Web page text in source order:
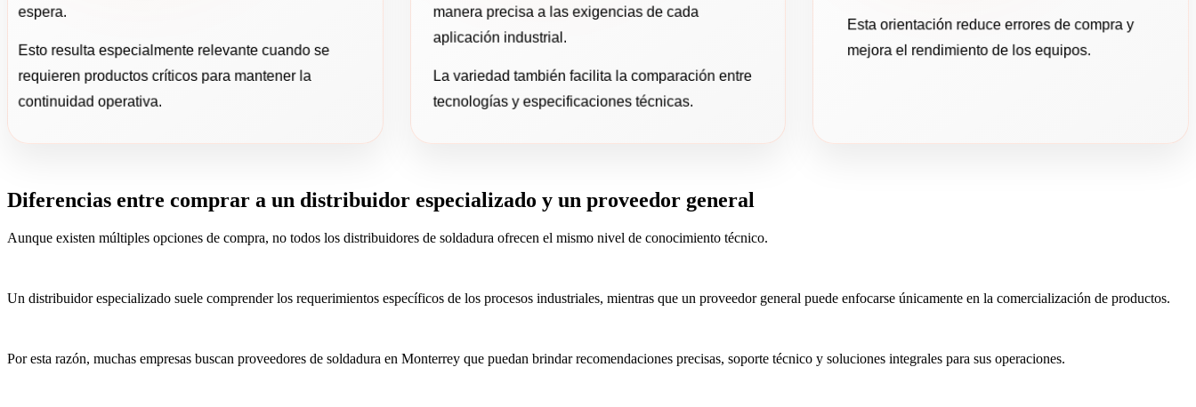
espera.
Esto resulta especialmente relevante cuando se
requieren productos críticos para mantener la
continuidad operativa.
manera precisa a las exigencias de cada
aplicación industrial.
La variedad también facilita la comparación entre
tecnologías y especificaciones técnicas.
Esta orientación reduce errores de compra y
mejora el rendimiento de los equipos.
Diferencias entre comprar a un distribuidor especializado y un proveedor general
Aunque existen múltiples opciones de compra, no todos los distribuidores de soldadura ofrecen el mismo nivel de conocimiento técnico.
Un distribuidor especializado suele comprender los requerimientos específicos de los procesos industriales, mientras que un proveedor general puede enfocarse únicamente en la comercialización de productos.
Por esta razón, muchas empresas buscan proveedores de soldadura en Monterrey que puedan brindar recomendaciones precisas, soporte técnico y soluciones integrales para sus operaciones.